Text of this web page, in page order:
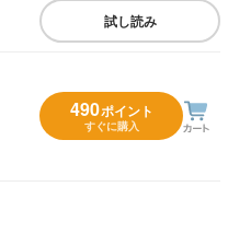
試し読み
490ポイント
すぐに購入